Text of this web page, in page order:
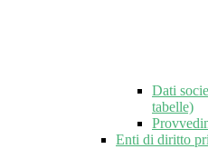
Dati
tabelle)
Enti di diritto